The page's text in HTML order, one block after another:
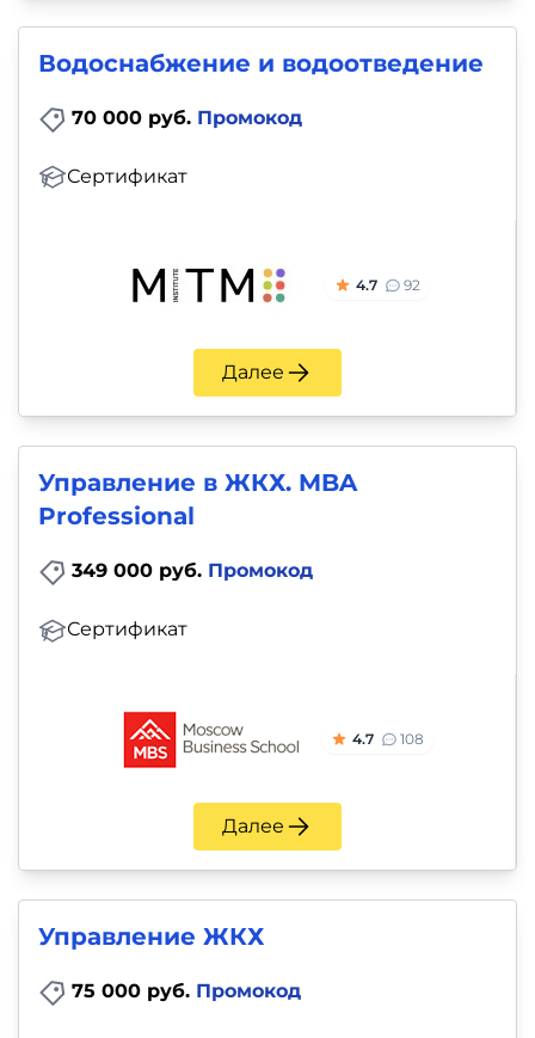
Водоснабжение и водоотведение
70 000 руб. Промокод
Сертификат
4.7 92
Далее
Управление в ЖКХ. MBA
Professional
349 000 руб. Промокод
Сертификат
4.7 108
Далее
Управление ЖКХ
75 000 руб. Промокод